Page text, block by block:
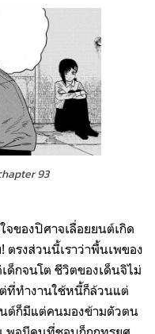
93
ของปิศาจเลื่อยยนต์เกิด
ตรงส่วนนี้เราว่าพื้นเพของ
ด็กจนโต ชีวิตของเด็นจิไม่
ต่ที่ทำงานใช้หนี้ก็ล้วนแต่
ต์ก็มีแต่คนมองข้ามตัวตน